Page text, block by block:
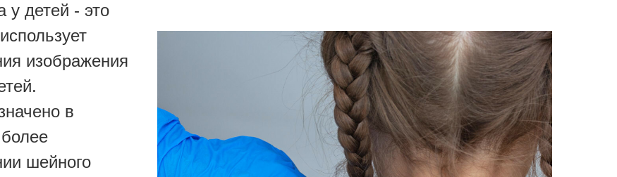
у детей - это
изображения
в
шейного